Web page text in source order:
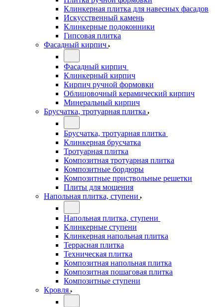
Клинкерная плитка для навесных фасадов
Искусственный камень
Клинкерные подоконники
Гипсовая плитка
Фасадный кирпич
Фасадный кирпич
Клинкерный кирпич
Кирпич ручной формовки
Облицовочный керамический кирпич
Минеральный кирпич
Брусчатка, тротуарная плитка
Брусчатка, тротуарная плитка
Клинкерная брусчатка
Тротуарная плитка
Композитная тротуарная плитка
Композитные бордюры
Композитные приствольные решетки
Плиты для мощения
Напольная плитка, ступени
Напольная плитка, ступени
Клинкерные ступени
Клинкерная напольная плитка
Террасная плитка
Техническая плитка
Композитная напольная плитка
Композитная пошаговая плитка
Композитные ступени
Кровля